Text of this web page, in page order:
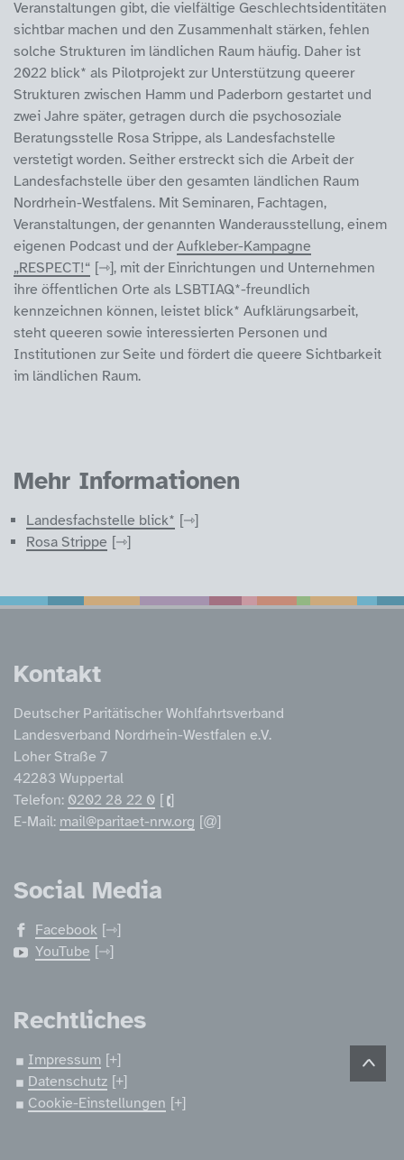
Veranstaltungen gibt, die vielfältige Geschlechtsidentitäten
sichtbar machen und den Zusammenhalt stärken, fehlen
solche Strukturen im ländlichen Raum häufig. Daher ist
2022 blick* als Pilotprojekt zur Unterstützung queerer
Strukturen zwischen Hamm und Paderborn gestartet und
zwei Jahre später, getragen durch die psychosoziale
Beratungsstelle Rosa Strippe, als Landesfachstelle
verstetigt worden. Seither erstreckt sich die Arbeit der
Landesfachstelle über den gesamten ländlichen Raum
Nordrhein-Westfalens. Mit Seminaren, Fachtagen,
Veranstaltungen, der genannten Wanderausstellung, einem
eigenen Podcast und derAufkleber-Kampagne
„RESPECT!“
, mit der Einrichtungen und Unternehmen
ihre öffentlichen Orte als LSBTIAQ*-freundlich
kennzeichnen können, leistet blick* Aufklärungsarbeit,
steht queeren sowie interessierten Personen und
Institutionen zur Seite und fördert die queere Sichtbarkeit
im ländlichen Raum.
Mehr Informationen
Landesfachstelle blick*
Rosa Strippe
Service
Kontakt
Deutscher Paritätischer Wohlfahrtsverband
Landesverband Nordrhein-Westfalen e.V.
Loher Straße 7
42283 Wuppertal
Telefon: 0202 28 22 0
E-Mail: mail@paritaet-nrw.org
Social Media
Facebook
YouTube
Rechtliches
Impressum
Datenschutz
Cookie-Einstellungen